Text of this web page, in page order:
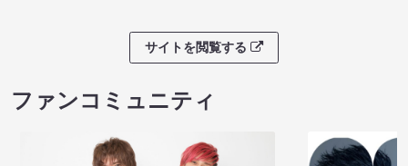
サイトを閲覧する
ファンコミュニティ